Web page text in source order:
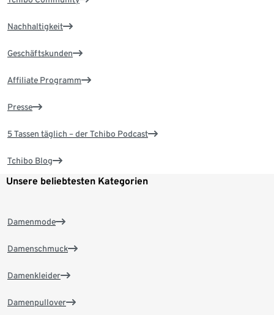
Nachhaltigkeit
Geschäftskunden
Affiliate Programm
Presse
5 Tassen täglich – der Tchibo Podcast
Tchibo Blog
Unsere beliebtesten Kategorien
Damenmode
Damenschmuck
Damenkleider
Damenpullover